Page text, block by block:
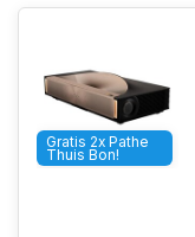
Gratis 2x Pathe
Thuis Bon!